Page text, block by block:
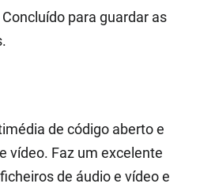
para guardar as
de código aberto e
vídeo. Faz um excelente
de áudio e vídeo e